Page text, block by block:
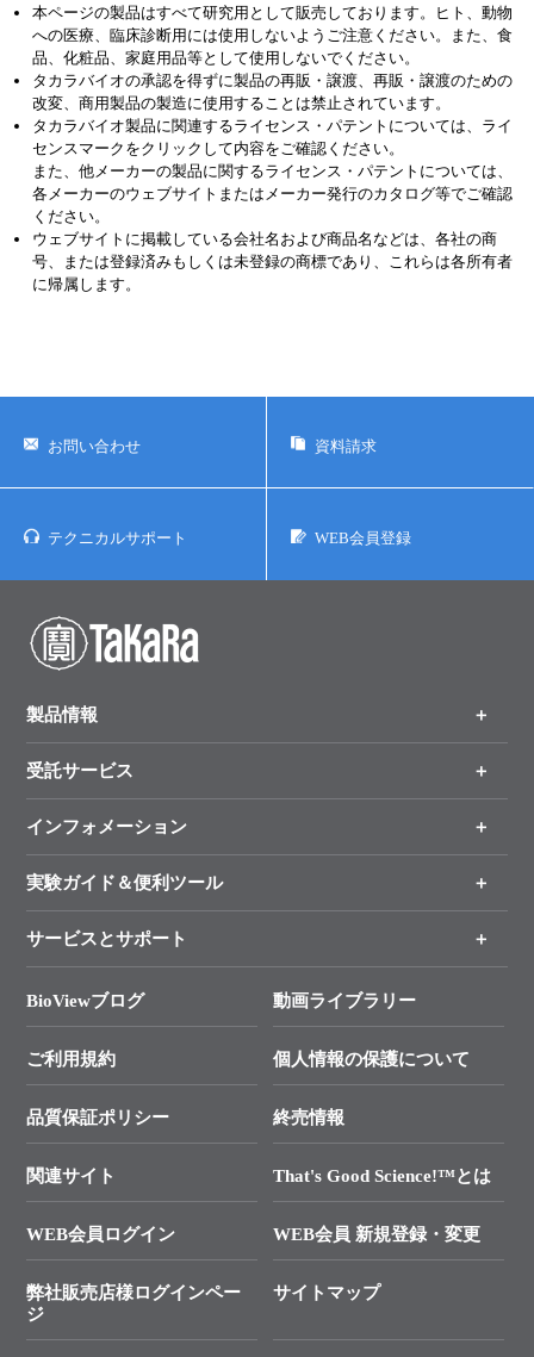
本ページの製品はすべて研究用として販売しております。ヒト、動物
への医療、臨床診断用には使用しないようご注意ください。また、食
品、化粧品、家庭用品等として使用しないでください。
タカラバイオの承認を得ずに製品の再販・譲渡、再販・譲渡のための
改変、商用製品の製造に使用することは禁止されています。
タカラバイオ製品に関連するライセンス・パテントについては、ライ
センスマークをクリックして内容をご確認ください。
また、他メーカーの製品に関するライセンス・パテントについては、
各メーカーのウェブサイトまたはメーカー発行のカタログ等でご確認
ください。
ウェブサイトに掲載している会社名および商品名などは、各社の商
号、または登録済みもしくは未登録の商標であり、これらは各所有者
に帰属します。
お問い合わせ 資料請求
テクニカルサポート WEB会員登録
製品情報
製品一覧
手法から製品を探す
新製品情報
受託サービス
オンライン注文
インフォメーション
キャンペーン
タカラバイオ各種会員募集のお知らせ
終売製品のお知らせ
価格改定のご案内
技術セミナーのご案内
タカラバイオ発表文献
実験ガイド＆便利ツール
リアルタイムPCR実験のススメ
幹細胞・再生医療研究ガイド
クローニング実験ガイド
SMARTer NGSポータルサイト
プライマー設計
制限酵素切断サイトの検索
ユーザーズボイス集
サービスとサポート
総合お問い合わせ
├ 実験コンシェルジュ
├ 受託サービスお問い合わせ
資料請求 機器関連
資料請求 受託関連
BioViewブログ 動画ライブラリー
ご利用規約 個人情報の保護について
品質保証ポリシー 終売情報
関連サイト That's Good Science!™とは
WEB会員ログイン WEB会員 新規登録・変更
弊社販売店様ログインペー
ジ
サイトマップ